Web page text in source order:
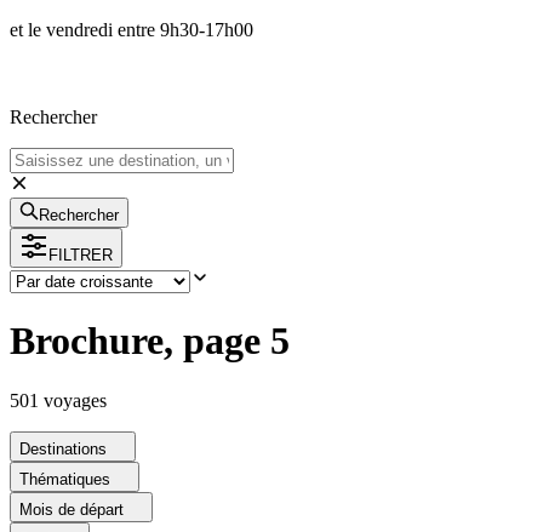
et le vendredi entre 9h30-17h00
Rechercher
Rechercher
FILTRER
Brochure, page 5
501 voyages
Destinations
Thématiques
Mois de départ